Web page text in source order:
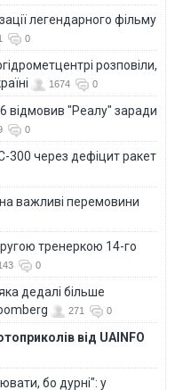
легендарного фільму
0
розповіли,
1674 0
відмовив "Реалу" заради
0
300 через дефіцит ракет
важливі перемовини
тренеркою 14-го
0
дедалі більше
271 0
від UAINFO
бо дурні": у